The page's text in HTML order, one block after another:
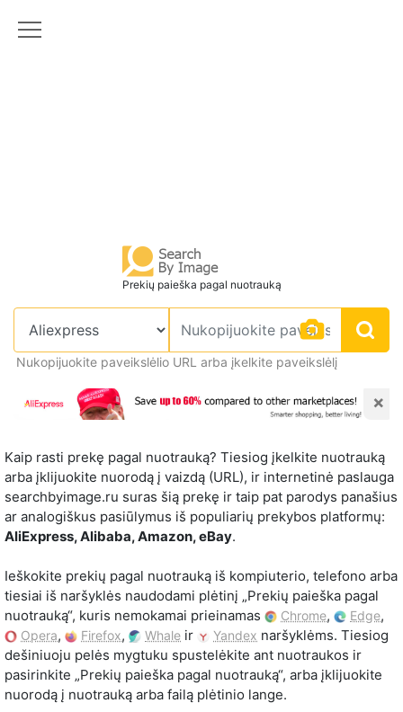
Prekių paieška pagal nuotrauką
Nukopijuokite paveikslėlio URL arba įkelkite paveikslėlį
×
Kaip rasti prekę pagal nuotrauką? Tiesiog įkelkite nuotrauką
arba įklijuokite nuorodą į vaizdą (URL), ir internetinė paslauga
searchbyimage.ru suras šią prekę ir taip pat parodys panašius
ar analogiškus pasiūlymus iš populiarių prekybos platformų:
AliExpress, Alibaba, Amazon, eBay.
Ieškokite prekių pagal nuotrauką iš kompiuterio, telefono arba
tiesiai iš naršyklės naudodami plėtinį „Prekių paieška pagal
nuotrauką“, kuris nemokamai prieinamas
Chrome, Edge,
Opera, Firefox, Whale ir Yandex naršyklėms. Tiesiog
dešiniuoju pelės mygtuku spustelėkite ant nuotraukos ir
pasirinkite „Prekių paieška pagal nuotrauką“, arba įklijuokite
nuorodą į nuotrauką arba failą plėtinio lange.